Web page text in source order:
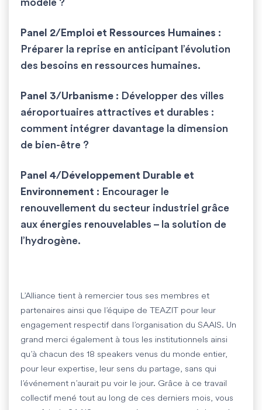
modèle ?
Panel 2/Emploi et Ressources Humaines :
Préparer la reprise en anticipant l’évolution
des besoins en ressources humaines.
Panel 3/Urbanisme : Développer des villes
aéroportuaires attractives et durables :
comment intégrer davantage la dimension
de bien-être ?
Panel 4/Développement Durable et
Environnement : Encourager le
renouvellement du secteur industriel grâce
aux énergies renouvelables – la solution de
l’hydrogène.
L’Alliance tient à remercier tous ses membres et
partenaires ainsi que l’équipe de TEAZIT pour leur
engagement respectif dans l’organisation du SAAIS. Un
grand merci également à tous les institutionnels ainsi
qu’à chacun des 18 speakers venus du monde entier,
pour leur expertise, leur sens du partage, sans qui
l’événement n’aurait pu voir le jour. Grâce à ce travail
collectif mené tout au long de ces derniers mois, vous